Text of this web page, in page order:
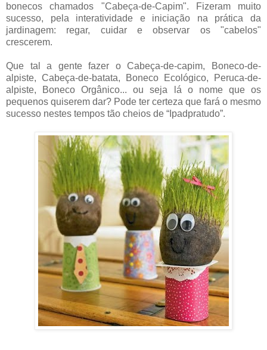
bonecos chamados "Cabeça-de-Capim". Fizeram muito
sucesso, pela interatividade e iniciação na prática da
jardinagem: regar, cuidar e observar os "cabelos"
crescerem.
Que tal a gente fazer o Cabeça-de-capim, Boneco-de-
alpiste, Cabeça-de-batata, Boneco Ecológico, Peruca-de-
alpiste, Boneco Orgânico... ou seja lá o nome que os
pequenos quiserem dar? Pode ter certeza que fará o mesmo
sucesso nestes tempos tão cheios de “Ipadpratudo”.